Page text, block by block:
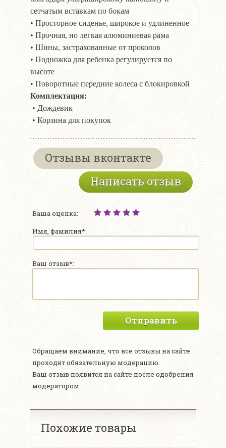
сетчатым вставкам по бокам
• Просторное сиденье, широкое и удлиненное
• Прочная, но легкая алюминиевая рама
• Шины, застрахованные от проколов
• Подножка для ребенка регулируется по
высоте
• Поворотные передние колеса с блокировкой
Комплектация:
• Дождевик
• Корзина для покупок
Отзывы вконтакте
Написать отзыв
Ваша оценка:
Имя, фамилия*:
Ваш отзыв*:
Отправить
Обращаем внимание, что все отзывы на сайте
проходят обязательную модерацию.
Ваш отзыв появится на сайте после одобрения
модератором.
Похожие товары